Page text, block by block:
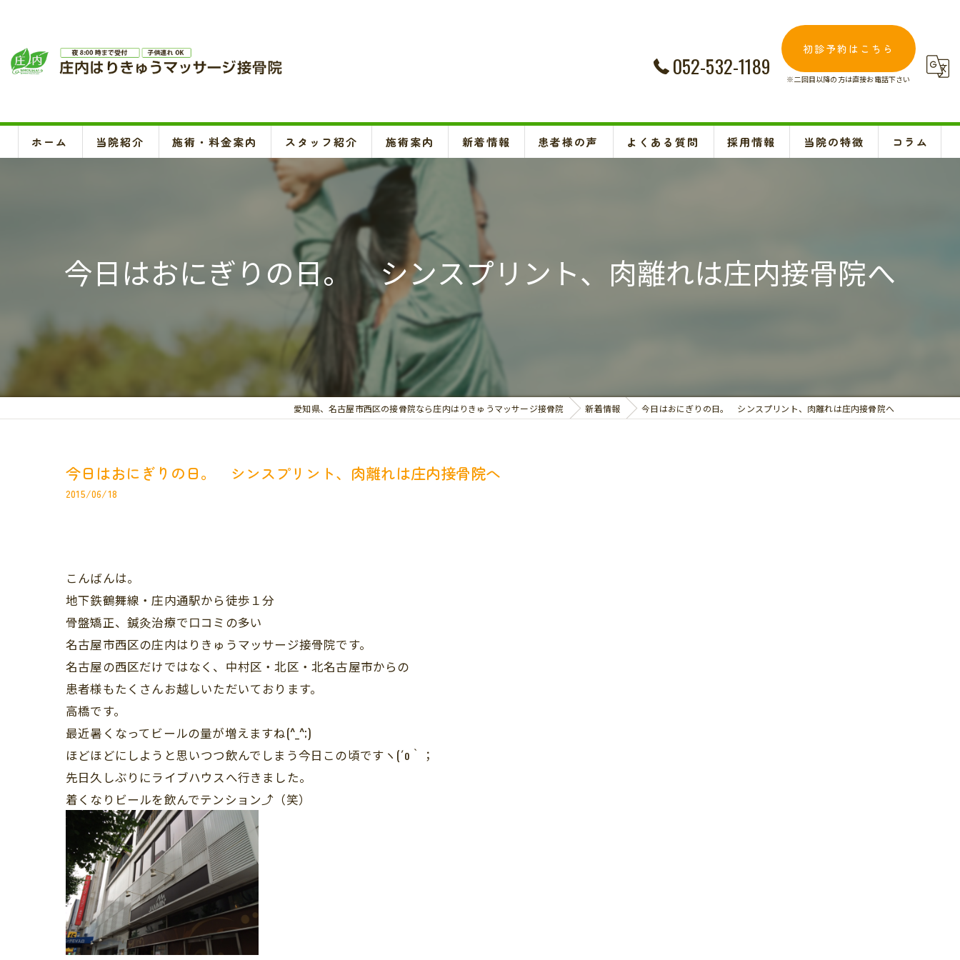
052-532-1189
初診予約はこちら
※二回目以降の方は直接お電話下さい
ホーム 当院紹介 施術・料金案内 スタッフ紹介 施術案内
頚椎、背骨、骨盤矯正、O脚矯正
ハイボルテージ・超音波治療、超短波治療
鍼灸(はり、きゅう)
悪阻・安産・逆子治療、不妊治療
交通事故治療
お悩み別の治療
新着情報 患者様の声 よくある質問 採用情報 当院の特徴
腰痛
コラム
今日はおにぎりの日。 シンスプリント、肉離れは庄内接骨院へ
愛知県、名古屋市西区の接骨院なら庄内はりきゅうマッサージ接骨院 新着情報 今日はおにぎりの日。 シンスプリント、肉離れは庄内接骨院へ
今日はおにぎりの日。 シンスプリント、肉離れは庄内接骨院へ
2015/06/18
こんばんは。
地下鉄鶴舞線・庄内通駅から徒歩１分
骨盤矯正、鍼灸治療で口コミの多い
名古屋市西区の庄内はりきゅうマッサージ接骨院です。
名古屋の西区だけではなく、中村区・北区・北名古屋市からの
患者様もたくさんお越しいただいております。
高橋です。
最近暑くなってビールの量が増えますね(^_^;)
ほどほどにしようと思いつつ飲んでしまう今日この頃ですヽ(´o｀；
先日久しぶりにライブハウスへ行きました。
着くなりビールを飲んでテンション⤴︎（笑）